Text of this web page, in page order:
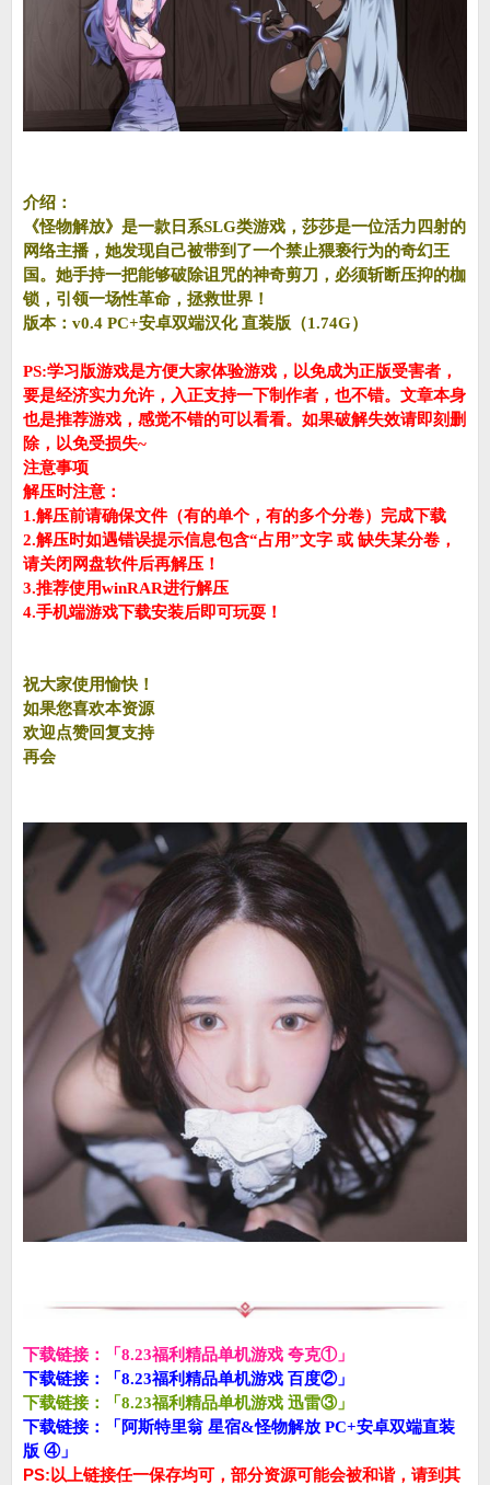
介绍：
《怪物解放》是一款日系SLG类游戏，莎莎是一位活力四射的
网络主播，她发现自己被带到了一个禁止猥亵行为的奇幻王
国。她手持一把能够破除诅咒的神奇剪刀，必须斩断压抑的枷
锁，引领一场性革命，拯救世界！
版本：v0.4 PC+安卓双端汉化 直装版（1.74G）
PS:学习版游戏是方便大家体验游戏，以免成为正版受害者，
要是经济实力允许，入正支持一下制作者，也不错。文章本身
也是推荐游戏，感觉不错的可以看看。如果破解失效请即刻删
除，以免受损失~
注意事项
解压时注意：
1.解压前请确保文件（有的单个，有的多个分卷）完成下载
2.解压时如遇错误提示信息包含“占用”文字 或 缺失某分卷，
请关闭网盘软件后再解压！
3.推荐使用winRAR进行解压
4.手机端游戏下载安装后即可玩耍！
祝大家使用愉快！
如果您喜欢本资源
欢迎点赞回复支持
再会
下载链接：「8.23福利精品单机游戏 夸克①」
下载链接：「8.23福利精品单机游戏 百度②」
下载链接：「8.23福利精品单机游戏 迅雷③」
下载链接：「阿斯特里翁 星宿&怪物解放 PC+安卓双端直装
版 ④」
PS:以上链接任一保存均可，部分资源可能会被和谐，请到其